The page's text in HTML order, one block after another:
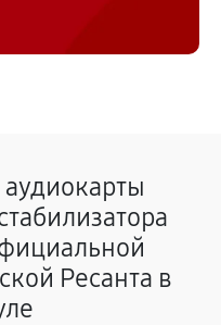
Ресанта в